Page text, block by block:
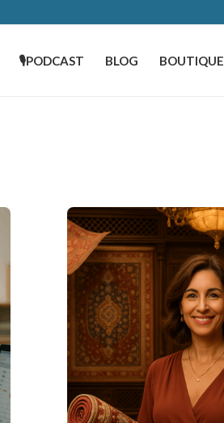
🎙️PODCAST BLOG BOUTIQUE